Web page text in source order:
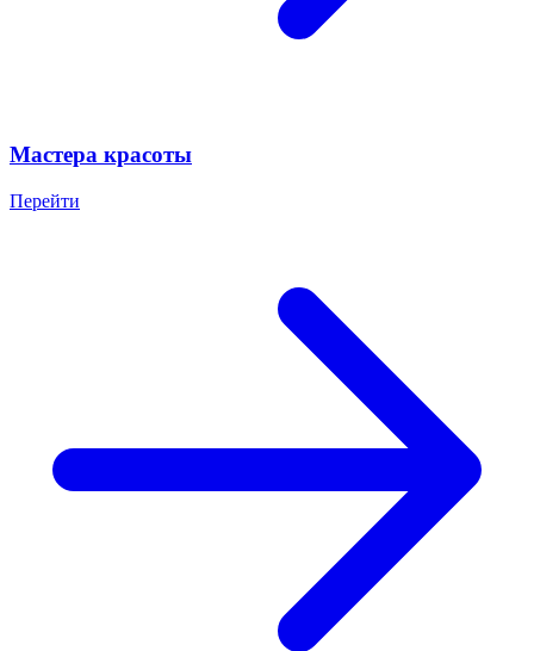
Мастера красоты
Перейти